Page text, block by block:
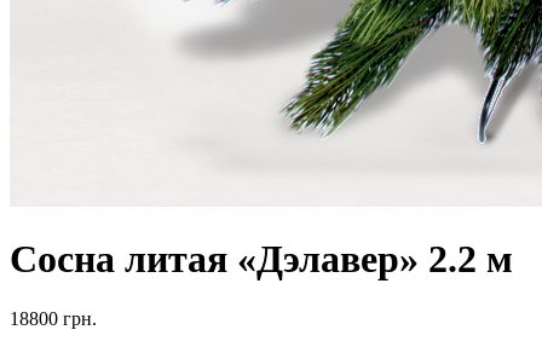
Сосна литая «Дэлавер» 2.2 м
18800 грн.